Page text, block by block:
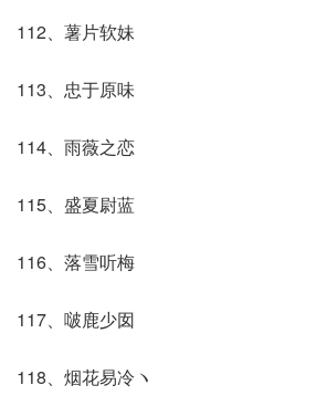
112、薯片软妹
113、忠于原味
114、雨薇之恋
115、盛夏尉蓝
116、落雪听梅
117、啵鹿少囡
118、烟花易冷ヽ